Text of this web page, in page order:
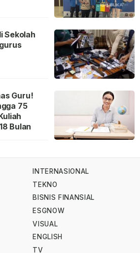
Sekolah
Guru!
75
Bulan
INTERNASIONAL
TEKNO
BISNIS FINANSIAL
ESGNOW
VISUAL
ENGLISH
TV